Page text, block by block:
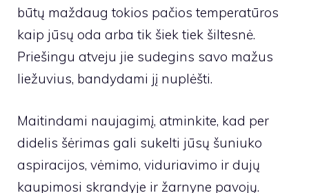
būtų maždaug tokios pačios temperatūros
kaip jūsų oda arba tik šiek tiek šiltesnė.
Priešingu atveju jie sudegins savo mažus
liežuvius, bandydami jį nuplėšti.
Maitindami naujagimį, atminkite, kad per
didelis šėrimas gali sukelti jūsų šuniuko
aspiracijos, vėmimo, viduriavimo ir dujų
kaupimosi skrandyje ir žarnyne pavojų.